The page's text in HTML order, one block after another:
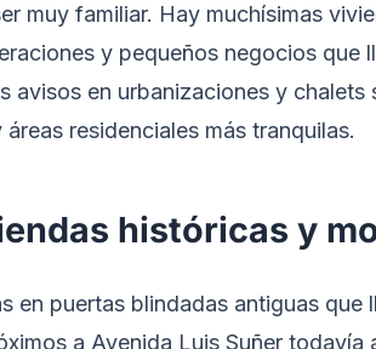
muy familiar. Hay muchísimas
y pequeños negocios que
avisos en urbanizaciones y chalets
residenciales más tranquilas.
históricas y
en puertas blindadas antiguas que
a Avenida Luis Suñer todavía